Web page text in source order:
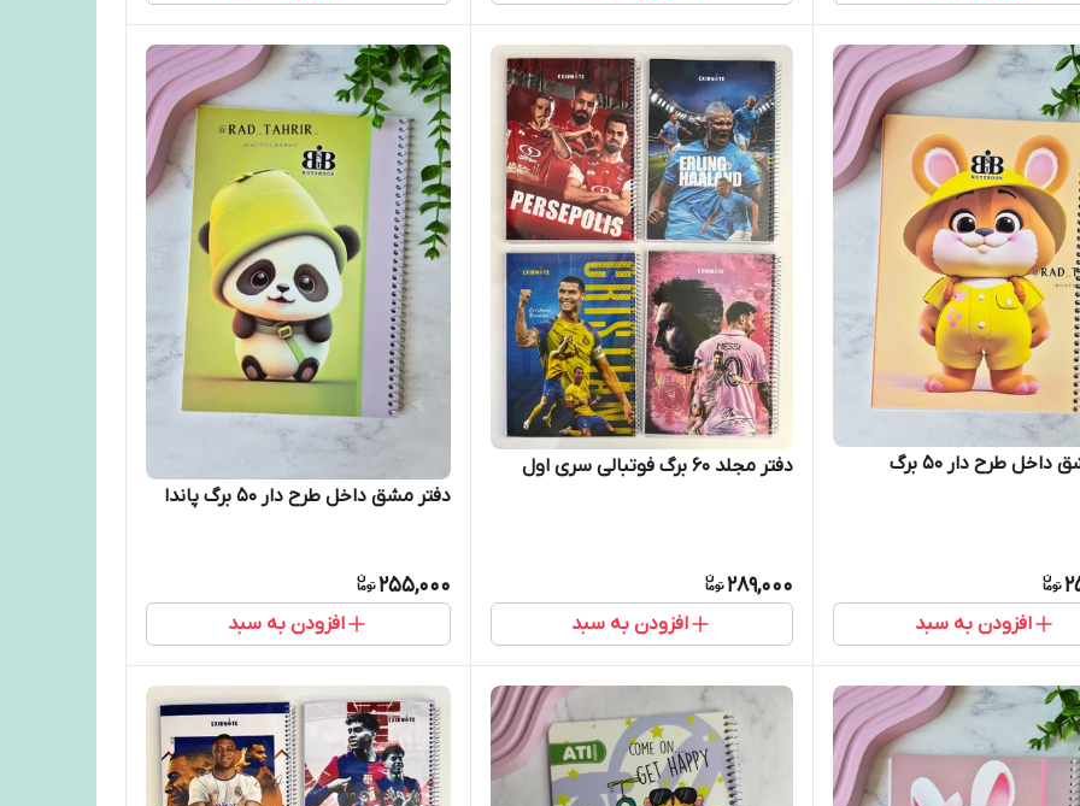
طرح دار ۵۰ برگ
افزودن به سبد
دفتر مجلد ۶۰ برگ فوتبالی سری اول
289,000
افزودن به سبد
دفتر مشق داخل طرح دار ۵۰ برگ پاندا
255,000
افزودن به سبد